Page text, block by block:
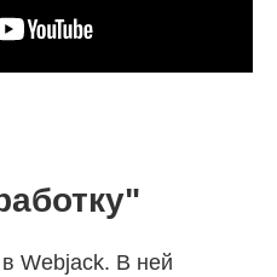
в Webjack. В ней